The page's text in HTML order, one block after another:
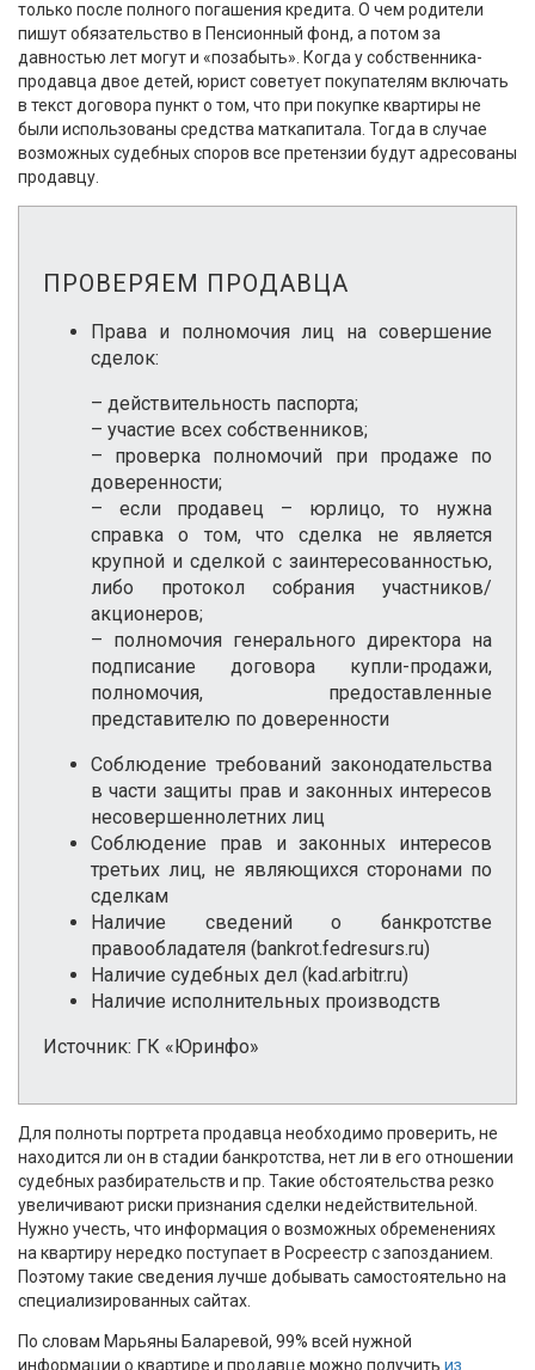
только после полного погашения кредита. О чем родители
пишут обязательство в Пенсионный фонд, а потом за
давностью лет могут и «позабыть». Когда у собственника-
продавца двое детей, юрист советует покупателям включать
в текст договора пункт о том, что при покупке квартиры не
были использованы средства маткапитала. Тогда в случае
возможных судебных споров все претензии будут адресованы
продавцу.
ПРОВЕРЯЕМ ПРОДАВЦА
Права и полномочия лиц на совершение
сделок:
– действительность паспорта;
– участие всех собственников;
– проверка полномочий при продаже по
доверенности;
– если продавец – юрлицо, то нужна
справка о том, что сделка не является
крупной и сделкой с заинтересованностью,
либо протокол собрания участников/
акционеров;
– полномочия генерального директора на
подписание договора купли-продажи,
полномочия, предоставленные
представителю по доверенности
Соблюдение требований законодательства
в части защиты прав и законных интересов
несовершеннолетних лиц
Соблюдение прав и законных интересов
третьих лиц, не являющихся сторонами по
сделкам
Наличие сведений о банкротстве
правообладателя (bankrot.fedresurs.ru)
Наличие судебных дел (kad.arbitr.ru)
Наличие исполнительных производств
Источник: ГК «Юринфо»
Для полноты портрета продавца необходимо проверить, не
находится ли он в стадии банкротства, нет ли в его отношении
судебных разбирательств и пр. Такие обстоятельства резко
увеличивают риски признания сделки недействительной.
Нужно учесть, что информация о возможных обременениях
на квартиру нередко поступает в Росреестр с запозданием.
Поэтому такие сведения лучше добывать самостоятельно на
специализированных сайтах.
По словам Марьяны Баларевой, 99% всей нужной
информации о квартире и продавце можно получить из